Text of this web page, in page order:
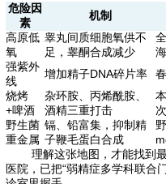
危险因
素
机制
高原低
氧
睾丸间质细胞氧供不
足，睾酮合成减少
强紫外
线
增加精子DNA碎片率
烧烤
+啤酒
杂环胺、丙烯酰胺、
酒精三重打击
野生菌
重金属
镉、铅富集，抑制精
子鞭毛蛋白合成
理解这张地图，才能找到
医院，已把“弱精症多学科联合